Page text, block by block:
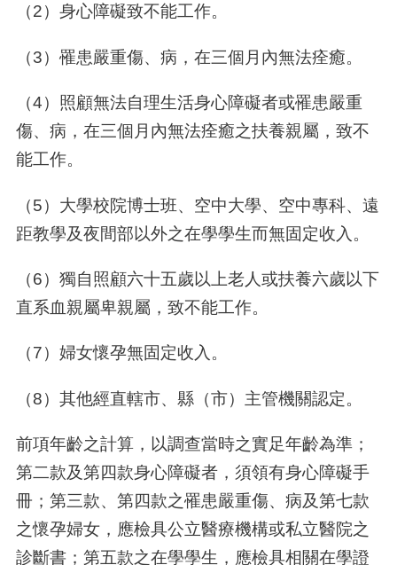
（2）身心障礙致不能工作。
（3）罹患嚴重傷、病，在三個月內無法痊癒。
（4）照顧無法自理生活身心障礙者或罹患嚴重
傷、病，在三個月內無法痊癒之扶養親屬，致不
能工作。
（5）大學校院博士班、空中大學、空中專科、遠
距教學及夜間部以外之在學學生而無固定收入。
（6）獨自照顧六十五歲以上老人或扶養六歲以下
直系血親屬卑親屬，致不能工作。
（7）婦女懷孕無固定收入。
（8）其他經直轄市、縣（市）主管機關認定。
前項年齡之計算，以調查當時之實足年齡為準；
第二款及第四款身心障礙者，須領有身心障礙手
冊；第三款、第四款之罹患嚴重傷、病及第七款
之懷孕婦女，應檢具公立醫療機構或私立醫院之
診斷書；第五款之在學學生，應檢具相關在學證